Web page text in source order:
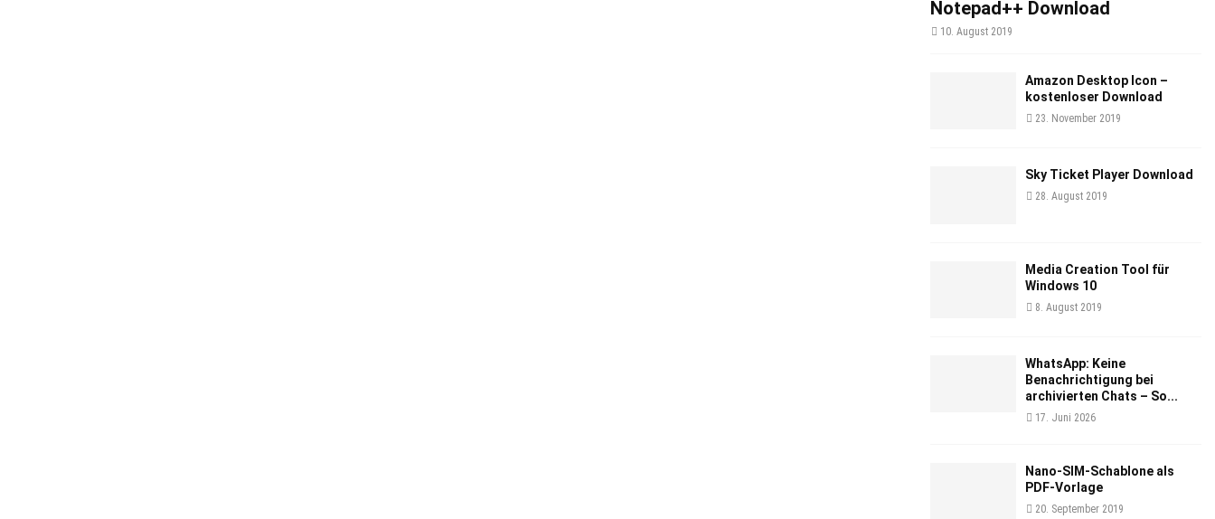
Notepad++ Download
10. August 2019
Amazon Desktop Icon –
kostenloser Download
23. November 2019
Sky Ticket Player Download
28. August 2019
Media Creation Tool für
Windows 10
8. August 2019
WhatsApp: Keine
Benachrichtigung bei
archivierten Chats – So...
17. Juni 2026
Nano-SIM-Schablone als
PDF-Vorlage
20. September 2019